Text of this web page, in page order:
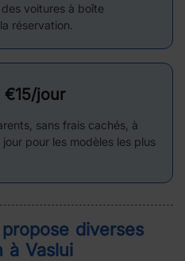
voitures à boîte
réservation.
jour
sans frais cachés, à
pour les modèles les plus
diverses
à Vaslui